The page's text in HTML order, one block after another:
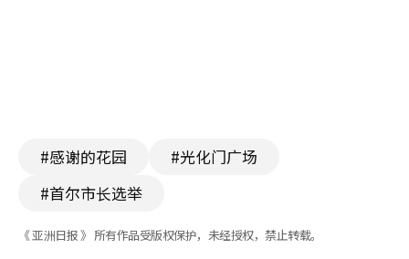
#感谢的花园
#光化门广场
#首尔市长选举
《 亚洲日报 》 所有作品受版权保护，未经授权，禁止转载。